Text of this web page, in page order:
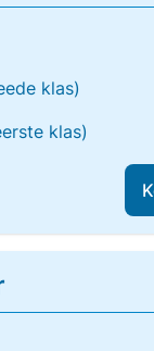
klas)
klas)